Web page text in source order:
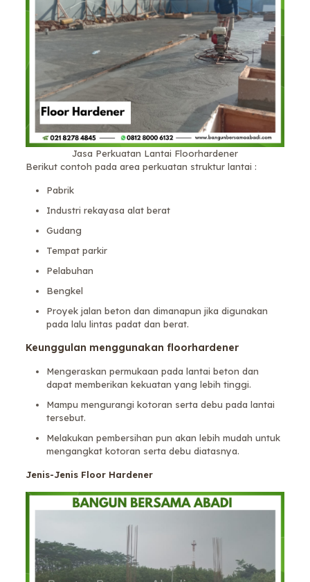
Jasa Perkuatan Lantai Floorhardener
Berikut contoh pada area perkuatan struktur lantai :
Pabrik
Industri rekayasa alat berat
Gudang
Tempat parkir
Pelabuhan
Bengkel
Proyek jalan beton dan dimanapun jika digunakan
pada lalu lintas padat dan berat.
Keunggulan menggunakan floorhardener
Mengeraskan permukaan pada lantai beton dan
dapat memberikan kekuatan yang lebih tinggi.
Mampu mengurangi kotoran serta debu pada lantai
tersebut.
Melakukan pembersihan pun akan lebih mudah untuk
mengangkat kotoran serta debu diatasnya.
Jenis-Jenis Floor Hardener